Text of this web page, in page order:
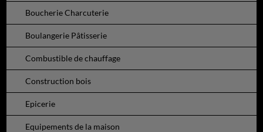
Boucherie Charcuterie
Boulangerie Pâtisserie
Combustible de chauffage
Construction bois
Epicerie
Equipements de la maison